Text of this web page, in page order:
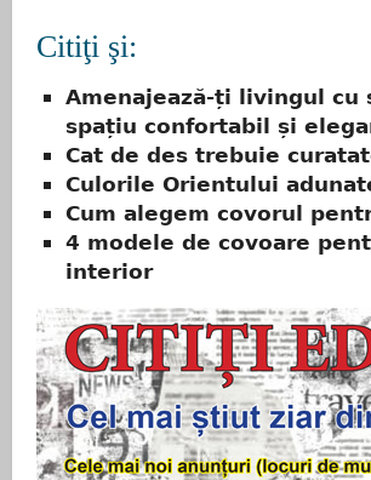
Citiţi şi:
Amenajează-ți livingul
spațiu confortabil și
Cat de des trebuie
Culorile Orientului
Cum alegem covorul
4 modele de covoare
interior